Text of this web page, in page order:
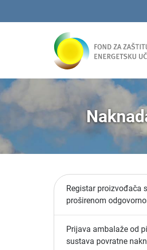
Registar proizvođača s
proširenom
Prijava ambalaže od
sustava povratne